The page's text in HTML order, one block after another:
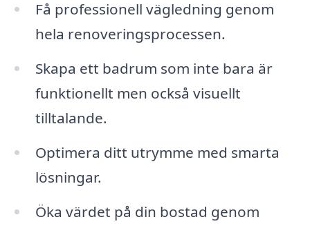
Få professionell vägledning genom
hela renoveringsprocessen.
Skapa ett badrum som inte bara är
funktionellt men också visuellt
tilltalande.
Optimera ditt utrymme med smarta
lösningar.
Öka värdet på din bostad genom